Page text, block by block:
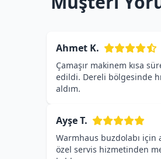
Ahmet K.
Çamaşır makinem kısa
edildi. Dereli bölgesinde
aldım.
Ayşe T.
Warmhaus buzdolabı için
özel servis hizmetinden